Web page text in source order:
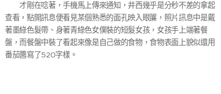
才剛在唸著，手機馬上傳來通知，井西幾乎是分秒不差的拿起
查看，點開訊息便看見某個熟悉的面孔映入眼簾，照片訊息中是戴
著墨綠色髮帶、身著青綠色女僕裝的短髮女孩，女孩手上端著餐
盤，而餐盤中裝了看起來像是自己做的食物，食物表面上貌似還用
番茄醬寫了520字樣。